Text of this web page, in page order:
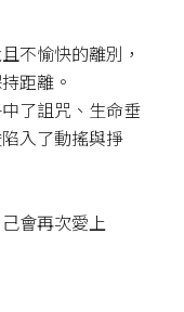
不愉快的離別，
距離。
了詛咒、生命垂
入了動搖與掙
己會再次愛上